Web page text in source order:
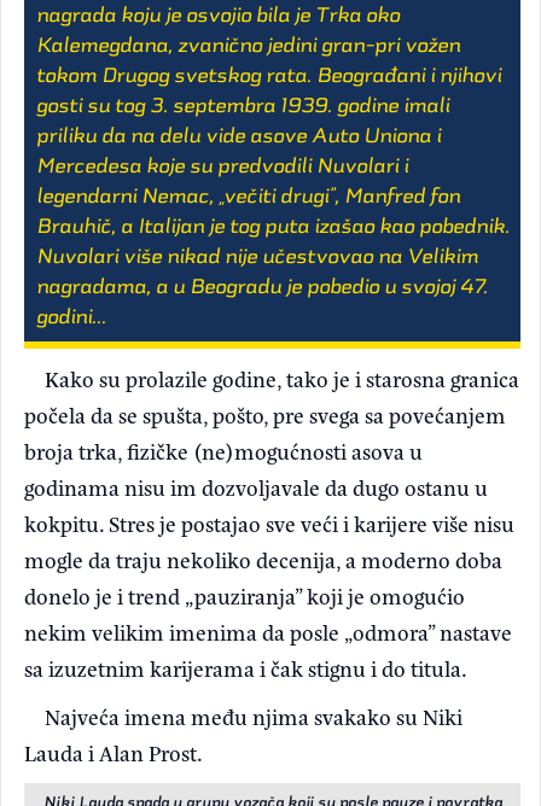
nagrada koju je osvojio bila je Trka oko
Kalemegdana, zvanično jedini gran-pri vožen
tokom Drugog svetskog rata. Beograđani i njihovi
gosti su tog 3. septembra 1939. godine imali
priliku da na delu vide asove Auto Uniona i
Mercedesa koje su predvodili Nuvolari i
legendarni Nemac, „večiti drugi”, Manfred fon
Brauhič, a Italijan je tog puta izašao kao pobednik.
Nuvolari više nikad nije učestvovao na Velikim
nagradama, a u Beogradu je pobedio u svojoj 47.
godini...
Kako su prolazile godine, tako je i starosna granica
počela da se spušta, pošto, pre svega sa povećanjem
broja trka, fizičke (ne)mogućnosti asova u
godinama nisu im dozvoljavale da dugo ostanu u
kokpitu. Stres je postajao sve veći i karijere više nisu
mogle da traju nekoliko decenija, a moderno doba
donelo je i trend „pauziranja” koji je omogućio
nekim velikim imenima da posle „odmora” nastave
sa izuzetnim karijerama i čak stignu i do titula.
Najveća imena među njima svakako su Niki
Lauda i Alan Prost.
Niki Lauda spada u grupu vozača koji su posle pauze i povratka